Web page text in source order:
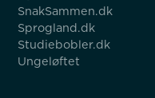
SnakSammen.dk
Sprogland.dk
Studiebobler.dk
Ungeløftet